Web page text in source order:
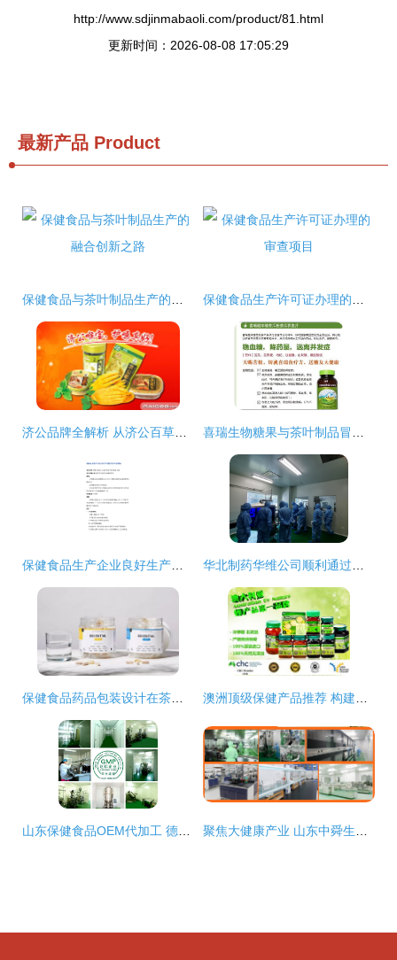
http://www.sdjinmabaoli.com/product/81.html
更新时间：2026-08-08 17:05:29
最新产品 Product